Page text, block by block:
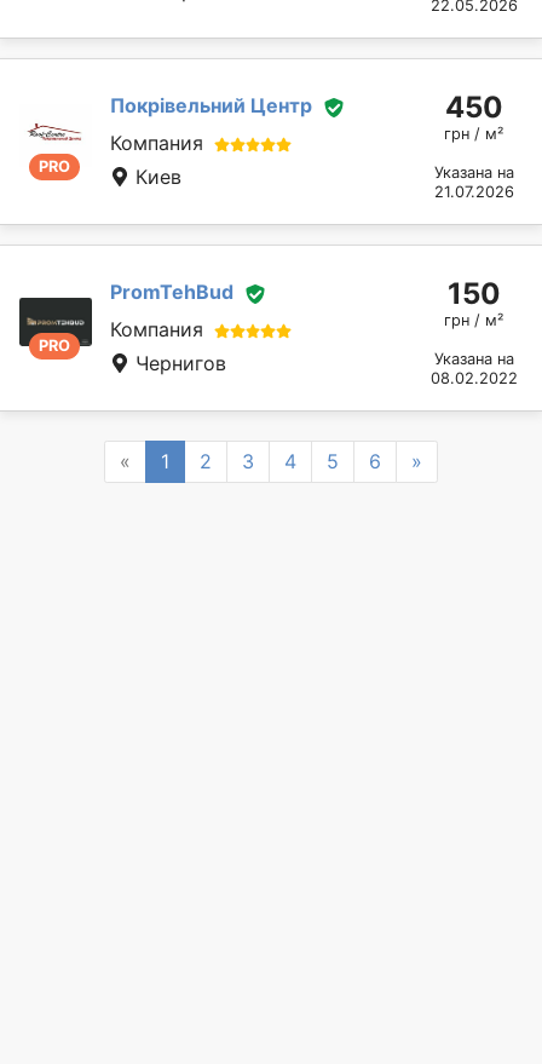
22.05.2026
PRO
Покрівельний Центр
Компания
Киев
450
грн / м²
Указана на
21.07.2026
PRO
PromTehBud
Компания
Чернигов
150
грн / м²
Указана на
08.02.2022
« Previous
1 2 3 4 5 6 »